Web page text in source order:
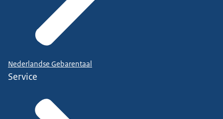
Nederlandse Gebarentaal
Service